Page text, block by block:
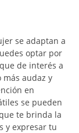
se adaptan a
optar por
de interés a
audaz y
en
se pueden
te brinda la
y expresar tu